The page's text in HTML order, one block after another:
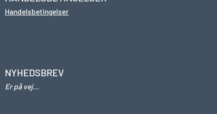
Handelsbetingelser
NYHEDSBREV
Er på vej…